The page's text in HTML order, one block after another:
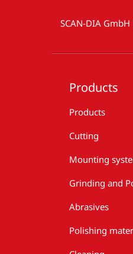
SCAN-DIA
Products
Products
Cutting
Mounting
Grinding and
Abrasives
Polishing